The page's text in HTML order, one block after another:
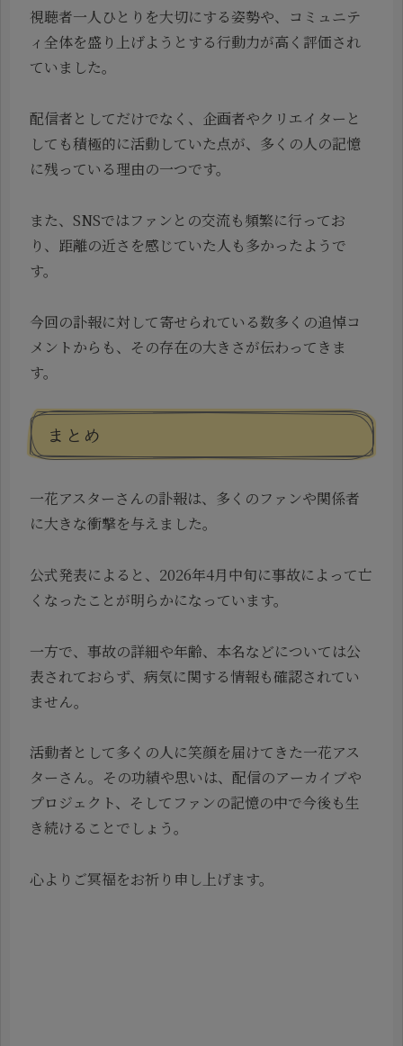
視聴者一人ひとりを大切にする姿勢や、コミュニテ
ィ全体を盛り上げようとする行動力が高く評価され
ていました。
配信者としてだけでなく、企画者やクリエイターと
しても積極的に活動していた点が、多くの人の記憶
に残っている理由の一つです。
また、SNSではファンとの交流も頻繁に行ってお
り、距離の近さを感じていた人も多かったようで
す。
今回の訃報に対して寄せられている数多くの追悼コ
メントからも、その存在の大きさが伝わってきま
す。
まとめ
一花アスターさんの訃報は、多くのファンや関係者
に大きな衝撃を与えました。
公式発表によると、2026年4月中旬に事故によって亡
くなったことが明らかになっています。
一方で、事故の詳細や年齢、本名などについては公
表されておらず、病気に関する情報も確認されてい
ません。
活動者として多くの人に笑顔を届けてきた一花アス
ターさん。その功績や思いは、配信のアーカイブや
プロジェクト、そしてファンの記憶の中で今後も生
き続けることでしょう。
心よりご冥福をお祈り申し上げます。